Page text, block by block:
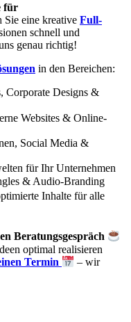
für
Sie eine kreative Full-
schnell und
genau richtig!
in den Bereichen:
Corporate Designs &
Websites & Online-
Social Media &
für Ihr Unternehmen
& Audio-Branding
Inhalte für alle
Beratungsgespräch
optimal realisieren
Termin
– wir